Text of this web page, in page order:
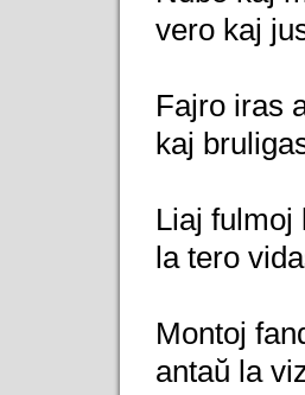
vero kaj
Fajro iras
kaj
Liaj fulmoj
la tero
Montoj
antaŭ la